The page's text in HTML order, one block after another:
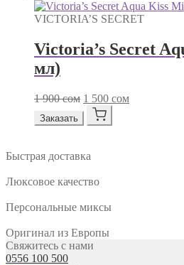
900 сом.
VICTORIA’S SECRET
Victoria’s Secret
мл)
1 900сом Первоначальная
цена
составляла
1 500 сомТекущая
Заказать
Быстрая доставка
Люксовое качество
Персональные миксы
Оригинал из Европы
Свяжитесь с нами
0556 100 500